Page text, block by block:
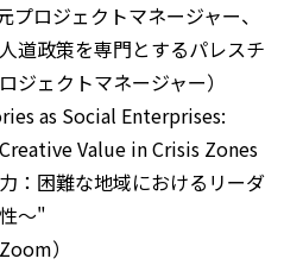
プロジェクトマネージャー、
道政策を専門とするパレスチ
ジェクトマネージャー）
as Social Enterprises:
Value in Crisis Zones
：困難な地域におけるリーダ
～"
）